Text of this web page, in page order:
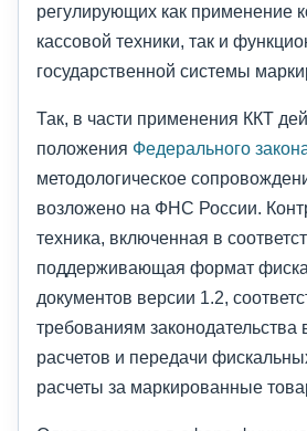
регулирующих как применение
кассовой техники, так и
государственной системы
Так, в части применения ККТ
положения Федерального
методологическое
возложено на ФНС России.
техника, включенная в
поддерживающая формат
документов версии 1.2,
требованиям
расчетов и передачи
расчеты за маркированные